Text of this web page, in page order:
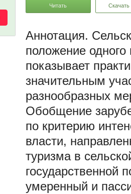
Читать Скачать
положение одного
показывает
значительным
разнообразных
Обобщение
по критерию
власти,
туризма в
государственной
умеренный и